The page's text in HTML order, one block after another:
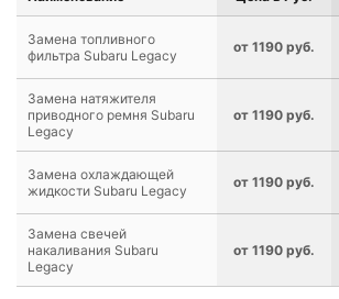
Замена топливного
фильтра Subaru Legacy
от 1190 руб.
Замена натяжителя
приводного ремня Subaru
Legacy
от 1190 руб.
Замена охлаждающей
жидкости Subaru Legacy
от 1190 руб.
Замена свечей
накаливания Subaru
Legacy
от 1190 руб.